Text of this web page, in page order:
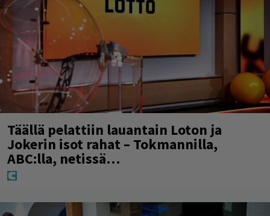
Täällä pelattiin lauantain Loton ja
Jokerin isot rahat – Tokmannilla,
ABC:lla, netissä…